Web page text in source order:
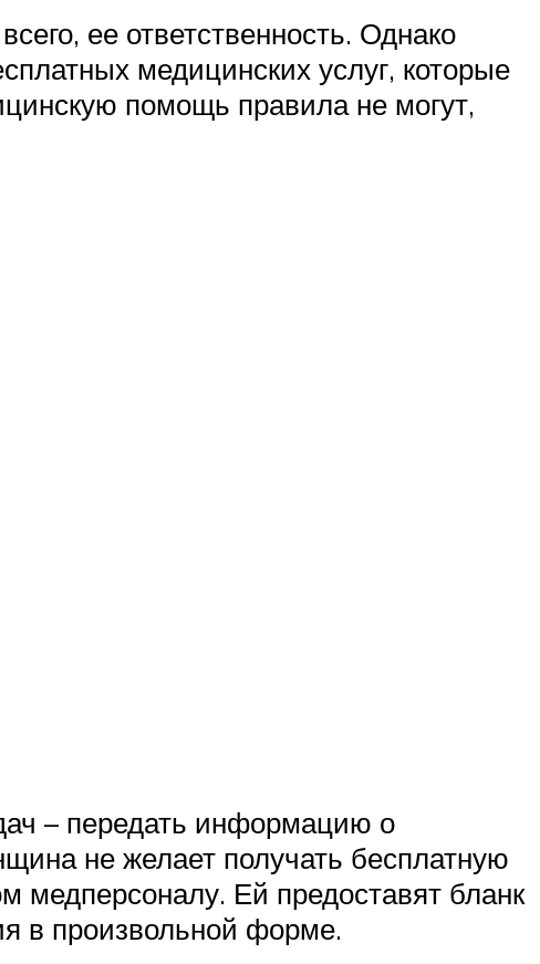
ее ответственность. Однако
медицинских услуг, которые
помощь правила не могут,
– передать информацию о
не желает получать бесплатную
медперсоналу. Ей предоставят бланк
в произвольной форме.